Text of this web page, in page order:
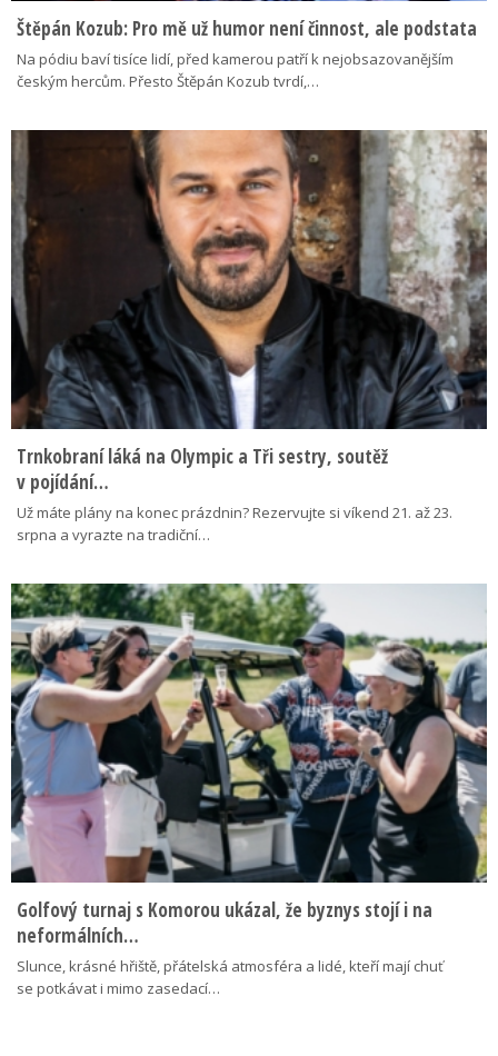
Štěpán Kozub: Pro mě už humor není činnost, ale podstata
Na pódiu baví tisíce lidí, před kamerou patří k nejobsazovanějším
českým hercům. Přesto Štěpán Kozub tvrdí,…
Trnkobraní láká na Olympic a Tři sestry, soutěž
v pojídání…
Už máte plány na konec prázdnin? Rezervujte si víkend 21. až 23.
srpna a vyrazte na tradiční…
Golfový turnaj s Komorou ukázal, že byznys stojí i na
neformálních…
Slunce, krásné hřiště, přátelská atmosféra a lidé, kteří mají chuť
se potkávat i mimo zasedací…